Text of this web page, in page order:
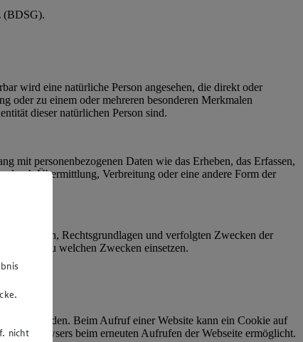
(BDSG).
wird eine natürliche Person angesehen, die direkt oder
oder zu einem oder mehreren besonderen Merkmalen
dieser natürlichen Person sind.
mit personenbezogenen Daten wie das Erheben, das Erfassen,
durch Übermittlung, Verbreitung oder eine andere Form der
Rechtsgrundlagen und verfolgten Zwecken der
wir zu welchen Zwecken einsetzen.
werden. Beim Aufruf einer Website kann ein Cookie auf
des Browsers beim erneuten Aufrufen der Webseite ermöglicht.
nicht